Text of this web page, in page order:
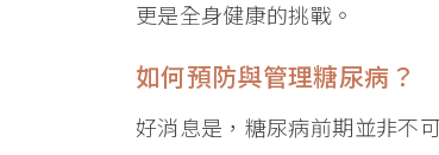
更是全身健康的挑戰。
如何預防與管理糖尿病？
好消息是，糖尿病前期並非不